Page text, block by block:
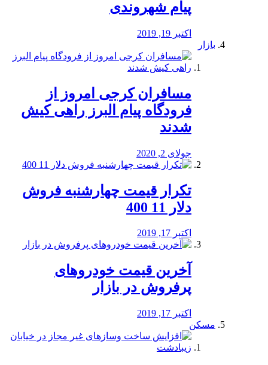
پیام شهروندی
اکتبر 19, 2019
بازار
مسافران کرجی امروز از
فرودگاه پیام البرز راهی کیش
شدند
جولای 2, 2020
تکرار قیمت چهارشنبه فروش
دلار 11 400
اکتبر 17, 2019
آخرین قیمت خودرو‌های
پرفروش در بازار
اکتبر 17, 2019
مسکن